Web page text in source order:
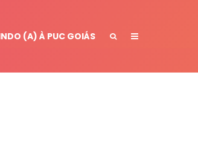
(A) À PUC GOIÁS